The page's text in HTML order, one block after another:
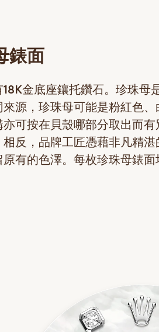
錶面
金底座鑲托鑽石。珍珠母
源，珍珠母可能是粉紅色
可按在貝殼哪部分取出而
反，品牌工匠憑藉非凡精
有的色澤。每枚珍珠母錶面